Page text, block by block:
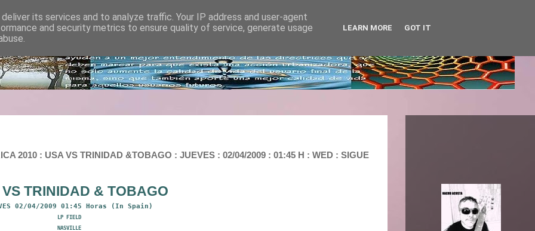
2010 : USA VS TRINIDAD &TOBAGO : JUEVES : 02/04/2009 : 01:45 H : WED : SIGUE
TRINIDAD & TOBAGO
02/04/2009 01:45 Horas (In Spain)
LP FIELD
NASVILLE
its services and to analyze traffic. Your IP address and user-agent
and security metrics to ensure quality of service, generate usage
LEARN MORE GOT IT